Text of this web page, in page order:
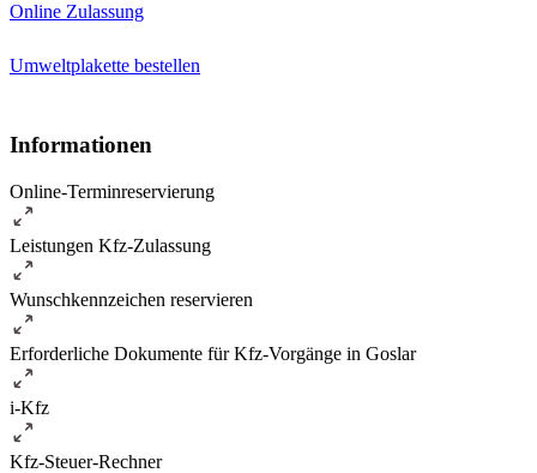
Online Zulassung
Umweltplakette bestellen
Informationen
Online-Terminreservierung
Leistungen Kfz-Zulassung
Wunschkennzeichen reservieren
Erforderliche Dokumente für Kfz-Vorgänge in Goslar
i-Kfz
Kfz-Steuer-Rechner